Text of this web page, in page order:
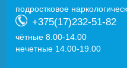
подростковое
+375(17)232-51-82
чётные 8.00-14.00
нечетные 14.00-19.00